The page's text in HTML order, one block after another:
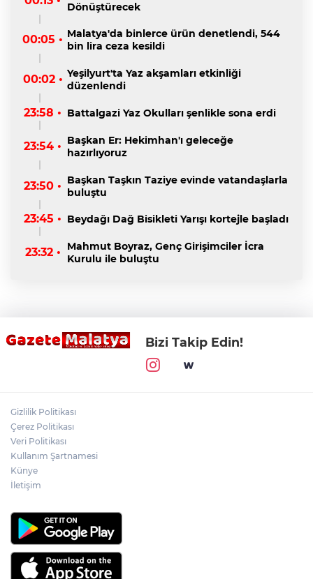
Dönüştürecek
00:05 • Malatya'da binlerce ürün denetlendi, 544
bin lira ceza kesildi
00:02 • Yeşilyurt'ta Yaz akşamları etkinliği
düzenlendi
23:58 • Battalgazi Yaz Okulları şenlikle sona erdi
23:54 • Başkan Er: Hekimhan'ı geleceğe
hazırlıyoruz
23:50 • Başkan Taşkın Taziye evinde vatandaşlarla
buluştu
23:45 • Beydağı Dağ Bisikleti Yarışı kortejle başladı
23:32 •
Mahmut Boyraz, Genç Girişimciler İcra
Kurulu ile buluştu
Bizi Takip Edin!
Gizlilik Politikası
Çerez Politikası
Veri Politikası
Kullanım Şartnamesi
Künye
İletişim